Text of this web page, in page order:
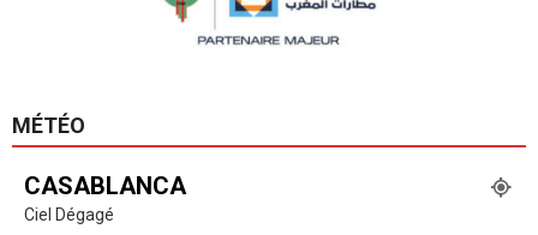
MÉTÉO
CASABLANCA
Ciel Dégagé